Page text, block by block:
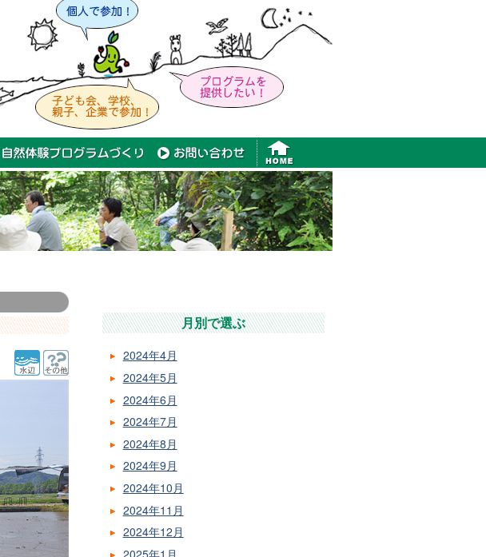
月別で選ぶ
2024年4月
2024年5月
2024年6月
2024年7月
2024年8月
2024年9月
2024年10月
2024年11月
2024年12月
2025年1月